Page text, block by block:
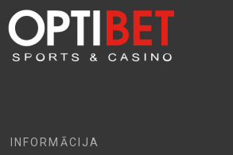
INFORMĀCIJA